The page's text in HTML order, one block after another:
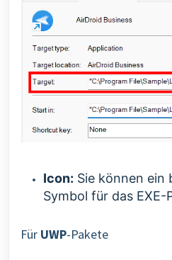
Icon: Sie können
Symbol für das EXE-
Für UWP-Pakete